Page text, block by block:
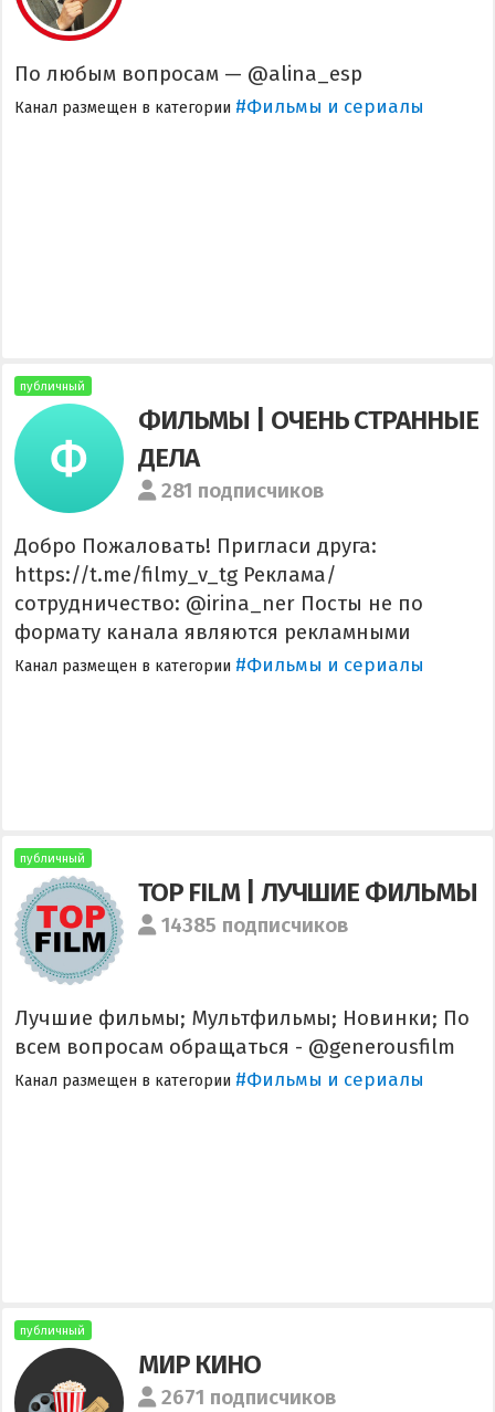
По любым вопросам — @alina_esp
Канал размещен в категории #Фильмы и сериалы
публичный
ФИЛЬМЫ | ОЧЕНЬ СТРАННЫЕ
ДЕЛА
281 подписчиков
Добро Пожаловать! Пригласи друга:
https://t.me/filmy_v_tg Реклама/
сотрудничество: @irina_ner Посты не по
формату канала являются рекламными
Канал размещен в категории #Фильмы и сериалы
публичный
TOP FILM | ЛУЧШИЕ ФИЛЬМЫ
14385 подписчиков
Лучшие фильмы; Мультфильмы; Новинки; По
всем вопросам обращаться - @generousfilm
Канал размещен в категории #Фильмы и сериалы
публичный
МИР КИНО
2671 подписчиков